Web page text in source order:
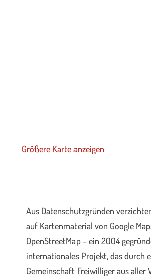
Größere Karte anzeigen
Aus Datenschutzgründen
auf Kartenmaterial von Google
OpenStreetMap – ein 2004
internationales Projekt, das durch
Gemeinschaft Freiwilliger aus aller